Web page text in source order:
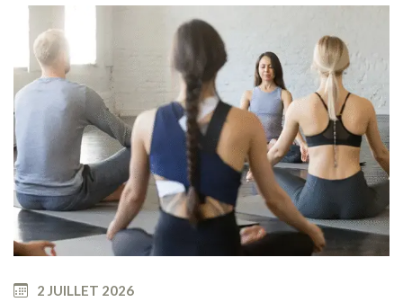
2 JUILLET 2026